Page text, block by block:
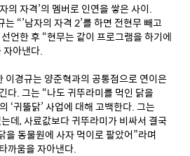
의 자격’의 멤버로 인연을 쌓은 사이.
“’남자의 자격 2’를 하면 전현무 빼고
언한 후 “현무는 같이 프로그램을 하기에
자아낸다.
이경규는 양준혁과의 공통점으로 연이은
다. 그는 “나도 귀뚜라미를 먹인 닭을
‘귀뚤닭’ 사업에 대해 고백한다. 그는
데, 사료값보다 귀뚜라미가 비싸서 결국
을 동물원에 사자 먹이로 팔았어”라며
까움을 자아낸다.